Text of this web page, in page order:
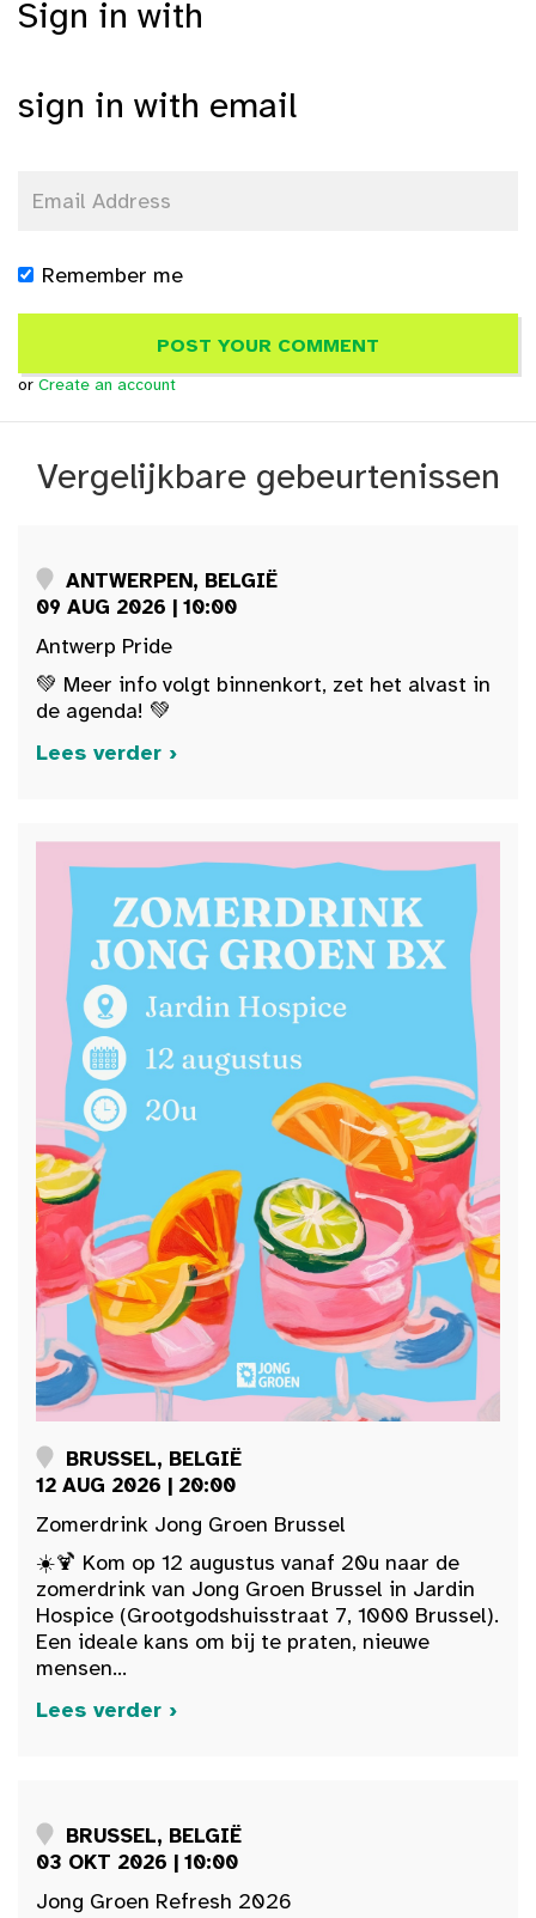
Sign in with
sign in with email
Remember me
or Create an account
Vergelijkbare gebeurtenissen
ANTWERPEN, BELGIË
09 AUG 2026 | 10:00
Antwerp Pride
💚 Meer info volgt binnenkort, zet het alvast in
de agenda! 💚
Lees verder ›
BRUSSEL, BELGIË
12 AUG 2026 | 20:00
Zomerdrink Jong Groen Brussel
☀️🍹 Kom op 12 augustus vanaf 20u naar de
zomerdrink van Jong Groen Brussel in Jardin
Hospice (Grootgodshuisstraat 7, 1000 Brussel).
Een ideale kans om bij te praten, nieuwe
mensen...
Lees verder ›
BRUSSEL, BELGIË
03 OKT 2026 | 10:00
Jong Groen Refresh 2026